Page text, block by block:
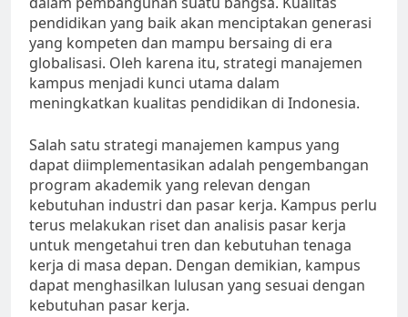
pendidikan yang baik akan menciptakan generasi
yang kompeten dan mampu bersaing di era
globalisasi. Oleh karena itu, strategi manajemen
kampus menjadi kunci utama dalam
meningkatkan kualitas pendidikan di Indonesia.
Salah satu strategi manajemen kampus yang
dapat diimplementasikan adalah pengembangan
program akademik yang relevan dengan
kebutuhan industri dan pasar kerja. Kampus perlu
terus melakukan riset dan analisis pasar kerja
untuk mengetahui tren dan kebutuhan tenaga
kerja di masa depan. Dengan demikian, kampus
dapat menghasilkan lulusan yang sesuai dengan
kebutuhan pasar kerja.